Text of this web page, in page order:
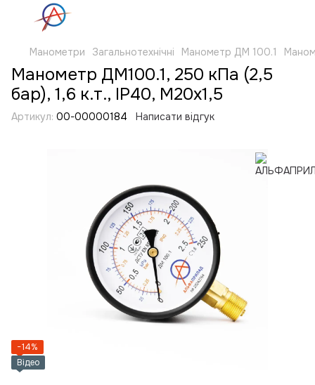
Манометри Загальнотехнічні Манометр ДМ 100.1
Манометр ДМ100.1, 250 кПа (2,5
бар), 1,6 к.т., IP40, М20х1,5
Артикул: 00-00000184 Написати відгук
−14%
Відео